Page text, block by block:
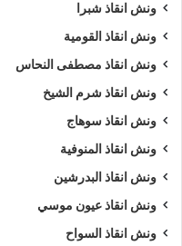
ونش انقاذ شبرا
ونش انقاذ القومية
ونش انقاذ مصطفى النحاس
ونش انقاذ شرم الشيخ
ونش انقاذ سوهاج
ونش انقاذ المنوفية
ونش انقاذ البدرشين
ونش انقاذ عيون موسي
ونش انقاذ السواح